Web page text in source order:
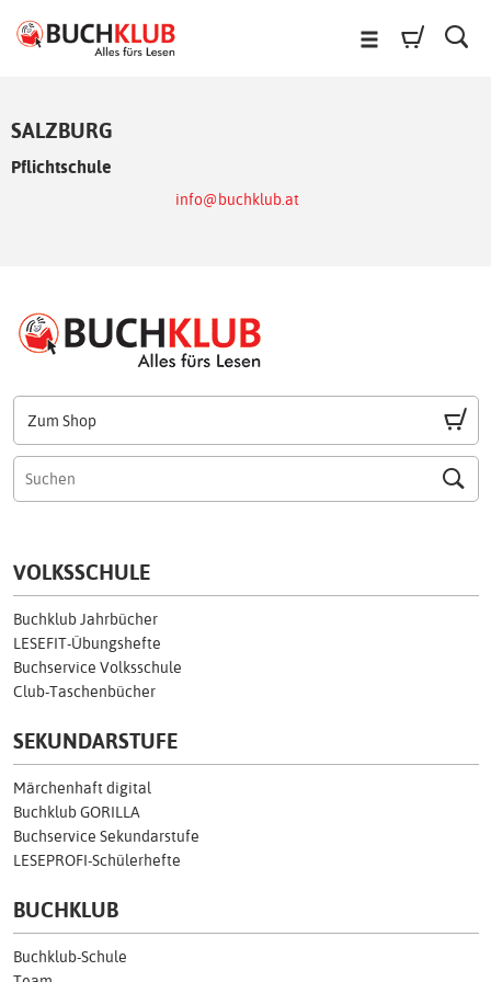
SALZBURG
Pflichtschule
info@buchklub.at
Zum Shop
VOLKSSCHULE
Buchklub Jahrbücher
LESEFIT-Übungshefte
Buchservice Volksschule
Club-Taschenbücher
SEKUNDARSTUFE
Märchenhaft digital
Buchklub GORILLA
Buchservice Sekundarstufe
LESEPROFI-Schülerhefte
BUCHKLUB
Buchklub-Schule